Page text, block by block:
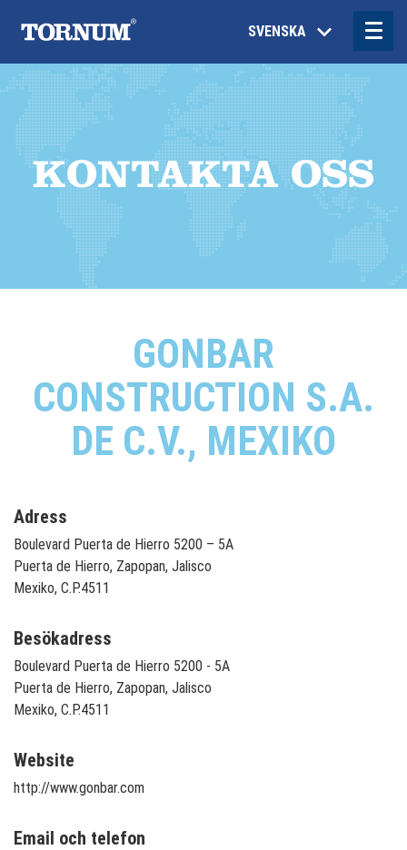
SVENSKA
KONTAKTA OSS
GONBAR
CONSTRUCTION S.A.
DE C.V., MEXIKO
Adress
Boulevard Puerta de Hierro 5200 – 5A
Puerta de Hierro, Zapopan, Jalisco
Mexiko, C.P.4511
Besökadress
Boulevard Puerta de Hierro 5200 - 5A
Puerta de Hierro, Zapopan, Jalisco
Mexiko, C.P.4511
Website
http://www.gonbar.com
Email och telefon